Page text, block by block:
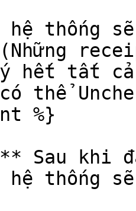
hệ thống
hết tất
thể
Sau khi
thống